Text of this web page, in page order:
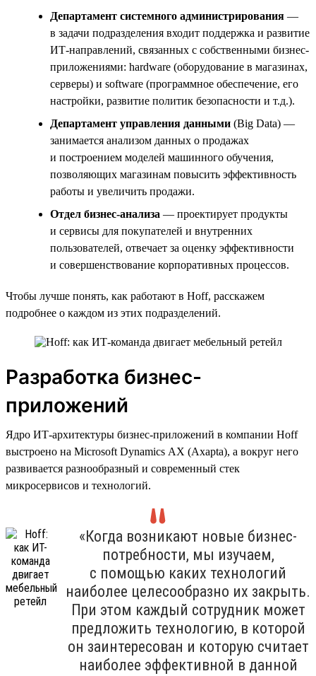
Департамент системного администрирования —
в задачи подразделения входит поддержка и развитие
ИТ-направлений, связанных с собственными бизнес-
приложениями: hardware (оборудование в магазинах,
серверы) и software (программное обеспечение, его
настройки, развитие политик безопасности и т.д.).
Департамент управления данными (Big Data) —
занимается анализом данных о продажах
и построением моделей машинного обучения,
позволяющих магазинам повысить эффективность
работы и увеличить продажи.
Отдел бизнес-анализа — проектирует продукты
и сервисы для покупателей и внутренних
пользователей, отвечает за оценку эффективности
и совершенствование корпоративных процессов.
Чтобы лучше понять, как работают в Hoff, расскажем
подробнее о каждом из этих подразделений.
Разработка бизнес-
приложений
Ядро ИТ-архитектуры бизнес-приложений в компании Hoff
выстроено на Microsoft Dynamics AX (Axapta), а вокруг него
развивается разнообразный и современный стек
микросервисов и технологий.
«Когда возникают новые бизнес-
потребности, мы изучаем,
с помощью каких технологий
наиболее целесообразно их закрыть.
При этом каждый сотрудник может
предложить технологию, в которой
он заинтересован и которую считает
наиболее эффективной в данной